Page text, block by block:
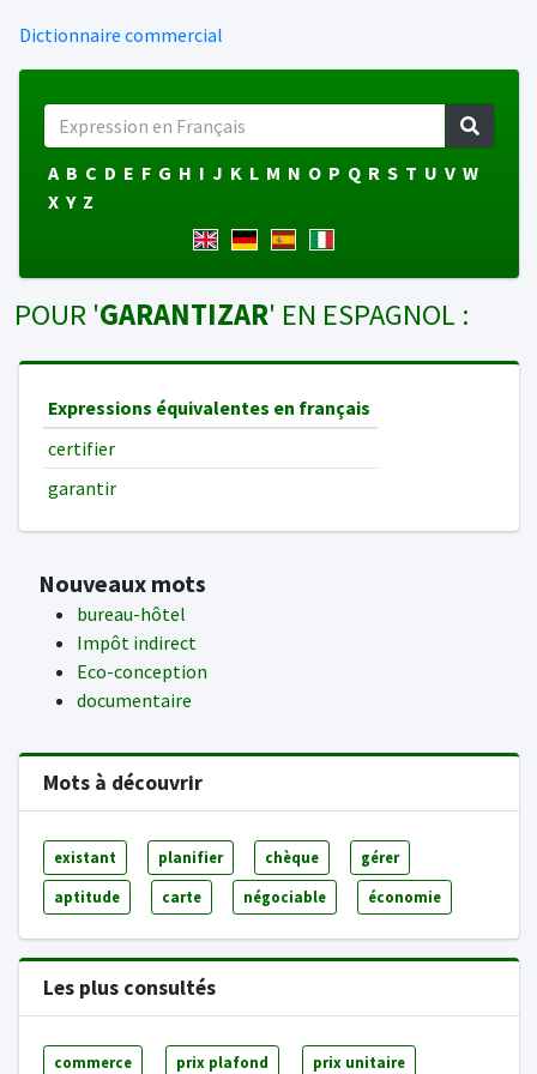
Dictionnaire commercial
A B C D E F G H I J K L M N O P Q R S T U V W
X Y Z
POUR 'GARANTIZAR' EN ESPAGNOL :
Expressions équivalentes en français
certifier
garantir
Nouveaux mots
bureau-hôtel
Impôt indirect
Eco-conception
documentaire
Mots à découvrir
existant planifier chèque gérer
aptitude carte négociable économie
Les plus consultés
commerce prix plafond prix unitaire